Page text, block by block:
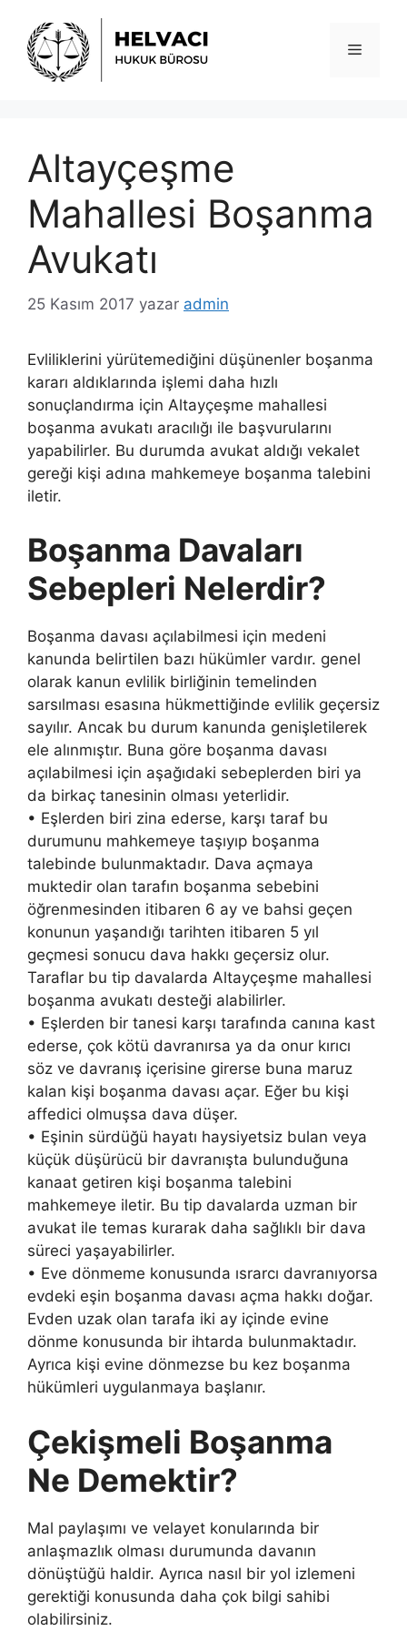
Menü
Altayçeşme
Mahallesi Boşanma
Avukatı
25 Kasım 2017 yazar admin
Evliliklerini yürütemediğini düşünenler boşanma
kararı aldıklarında işlemi daha hızlı
sonuçlandırma için Altayçeşme mahallesi
boşanma avukatı aracılığı ile başvurularını
yapabilirler. Bu durumda avukat aldığı vekalet
gereği kişi adına mahkemeye boşanma talebini
iletir.
Boşanma Davaları
Sebepleri Nelerdir?
Boşanma davası açılabilmesi için medeni
kanunda belirtilen bazı hükümler vardır. genel
olarak kanun evlilik birliğinin temelinden
sarsılması esasına hükmettiğinde evlilik geçersiz
sayılır. Ancak bu durum kanunda genişletilerek
ele alınmıştır. Buna göre boşanma davası
açılabilmesi için aşağıdaki sebeplerden biri ya
da birkaç tanesinin olması yeterlidir.
• Eşlerden biri zina ederse, karşı taraf bu
durumunu mahkemeye taşıyıp boşanma
talebinde bulunmaktadır. Dava açmaya
muktedir olan tarafın boşanma sebebini
öğrenmesinden itibaren 6 ay ve bahsi geçen
konunun yaşandığı tarihten itibaren 5 yıl
geçmesi sonucu dava hakkı geçersiz olur.
Taraflar bu tip davalarda Altayçeşme mahallesi
boşanma avukatı desteği alabilirler.
• Eşlerden bir tanesi karşı tarafında canına kast
ederse, çok kötü davranırsa ya da onur kırıcı
söz ve davranış içerisine girerse buna maruz
kalan kişi boşanma davası açar. Eğer bu kişi
affedici olmuşsa dava düşer.
• Eşinin sürdüğü hayatı haysiyetsiz bulan veya
küçük düşürücü bir davranışta bulunduğuna
kanaat getiren kişi boşanma talebini
mahkemeye iletir. Bu tip davalarda uzman bir
avukat ile temas kurarak daha sağlıklı bir dava
süreci yaşayabilirler.
• Eve dönmeme konusunda ısrarcı davranıyorsa
evdeki eşin boşanma davası açma hakkı doğar.
Evden uzak olan tarafa iki ay içinde evine
dönme konusunda bir ihtarda bulunmaktadır.
Ayrıca kişi evine dönmezse bu kez boşanma
hükümleri uygulanmaya başlanır.
Çekişmeli Boşanma
Ne Demektir?
Mal paylaşımı ve velayet konularında bir
anlaşmazlık olması durumunda davanın
dönüştüğü haldir. Ayrıca nasıl bir yol izlemeni
gerektiği konusunda daha çok bilgi sahibi
olabilirsiniz.